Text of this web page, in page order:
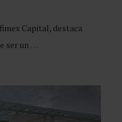
Capital, destaca
ser un …